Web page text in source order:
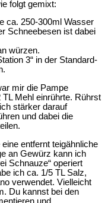
folgt gemixt:
ca. 250-300ml Wasser
Schneebesen ist dabei
würzen.
3“ in der Standard-
mir die Pampe
TL Mehl einrührte. Rührst
stärker darauf
und dabei die
entfernt teigähnliche
an Gewürz kann ich
Schnauze“ operiert
ich ca. 1/5 TL Salz,
verwendet. Vielleicht
Du kannst bei den
und